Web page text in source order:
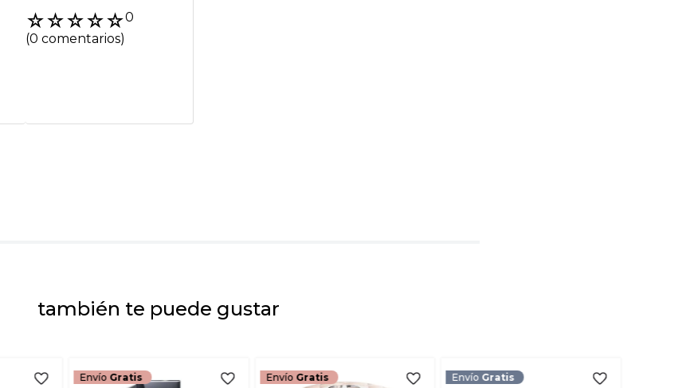
☆☆☆☆☆0
(0 comentarios)
también te puede gustar
Envío Gratis Envío Gratis Envío Gratis